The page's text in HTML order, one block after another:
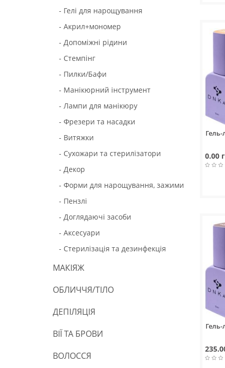
- Гелі для нарощування
- Акрил+мономер
- Допоміжні рідини
- Стемпінг
- Пилки/Бафи
- Манікюрний інструмент
- Лампи для манікюру
- Фрезери та насадки
- Витяжки
- Сухожари та стерилізатори
- Декор
- Форми для нарощування, зажими
- Пензлі
- Доглядаючі засоби
- Аксесуари
- Стерилізація та дезинфекція
МАКІЯЖ
ОБЛИЧЧЯ/ТІЛО
ДЕПІЛЯЦІЯ
ВІЇ ТА БРОВИ
ВОЛОССЯ
0.00